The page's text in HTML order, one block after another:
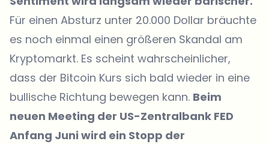
Für einen Absturz unter 20.000 Dollar bräuchte
es noch einmal einen größeren Skandal am
Kryptomarkt. Es scheint wahrscheinlicher,
dass der Bitcoin Kurs sich bald wieder in eine
bullische Richtung bewegen kann. Beim
neuen Meeting der US-Zentralbank FED
Anfang Juni wird ein Stopp der